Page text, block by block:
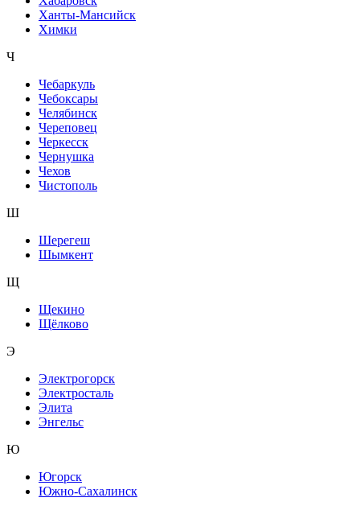
Ханты-Мансийск
Химки
Ч
Чебаркуль
Чебоксары
Челябинск
Череповец
Черкесск
Чернушка
Чехов
Чистополь
Ш
Шерегеш
Шымкент
Щ
Щекино
Щёлково
Э
Электрогорск
Электросталь
Элита
Энгельс
Ю
Югорск
Южно-Сахалинск